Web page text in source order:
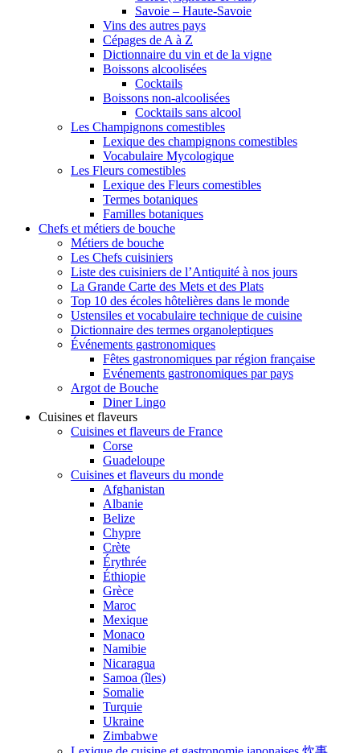
Savoie – Haute-Savoie
Vins des autres pays
Cépages de A à Z
Dictionnaire du vin et de la vigne
Boissons alcoolisées
Cocktails
Boissons non-alcoolisées
Cocktails sans alcool
Les Champignons comestibles
Lexique des champignons comestibles
Vocabulaire Mycologique
Les Fleurs comestibles
Lexique des Fleurs comestibles
Termes botaniques
Familles botaniques
Chefs et métiers de bouche
Métiers de bouche
Les Chefs cuisiniers
Liste des cuisiniers de l’Antiquité à nos jours
La Grande Carte des Mets et des Plats
Top 10 des écoles hôtelières dans le monde
Ustensiles et vocabulaire technique de cuisine
Dictionnaire des termes organoleptiques
Événements gastronomiques
Fêtes gastronomiques par région française
Evénements gastronomiques par pays
Argot de Bouche
Diner Lingo
Cuisines et flaveurs
Cuisines et flaveurs de France
Corse
Guadeloupe
Cuisines et flaveurs du monde
Afghanistan
Albanie
Belize
Chypre
Crète
Érythrée
Éthiopie
Grèce
Maroc
Mexique
Monaco
Namibie
Nicaragua
Samoa (îles)
Somalie
Turquie
Ukraine
Zimbabwe